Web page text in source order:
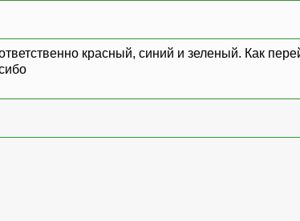
красный, синий и зеленый. Как